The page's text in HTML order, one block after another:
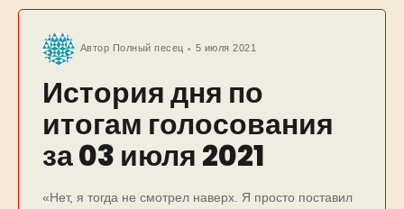
Автор Полный песец 5 июля 2021
История дня по
итогам голосования
за 03 июля 2021
«Нет, я тогда не смотрел наверх. Я просто поставил